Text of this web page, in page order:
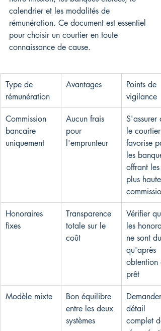
calendrier et les modalités de
rémunération. Ce document est essentiel
pour choisir un courtier en toute
connaissance de cause.
Type de
rémunération
Avantages
Points de
vigilance
Commission
bancaire
uniquement
Aucun frais
pour
l'emprunteur
S'assurer
le courtier
favorise
les
offrant les
plus hautes
Honoraires
fixes
Transparence
totale sur le
coût
Vérifier
les
ne sont
qu'après
obtention
prêt
Modèle mixte
Bon équilibre
entre les deux
systèmes
détail
complet